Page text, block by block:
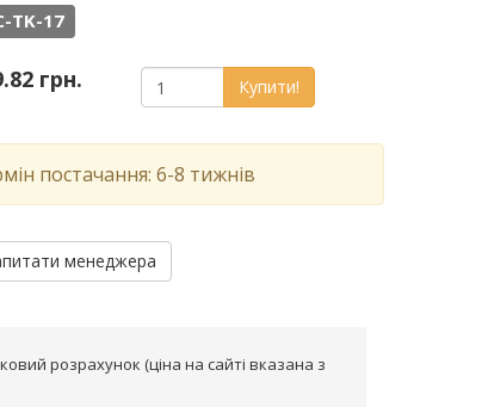
TK-17
грн. Купити!
постачання: 6-8 тижнів
менеджера
розрахунок (ціна на сайті вказана з